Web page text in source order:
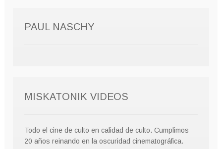
PAUL NASCHY
MISKATONIK VIDEOS
Todo el cine de culto en calidad de culto. Cumplimos
20 años reinando en la oscuridad cinematográfica.